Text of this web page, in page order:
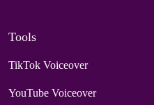
Tools
TikTok Voiceover
YouTube Voiceover